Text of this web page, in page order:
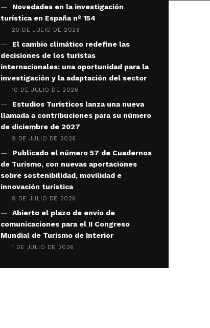
Novedades en la investigación
turística en España nº 154
20 DE JULIO DE 2026
El cambio climático redefine las
decisiones de los turistas
internacionales: una oportunidad para la
investigación y la adaptación del sector
10 DE JULIO DE 2026
Estudios Turísticos lanza una nueva
llamada a contribuciones para su número
de diciembre de 2027
9 DE JULIO DE 2026
Publicado el número 57 de Cuadernos
de Turismo, con nuevas aportaciones
sobre sostenibilidad, movilidad e
innovación turística
9 DE JULIO DE 2026
Abierto el plazo de envío de
comunicaciones para el II Congreso
Mundial de Turismo de Interior
1 DE JULIO DE 2026